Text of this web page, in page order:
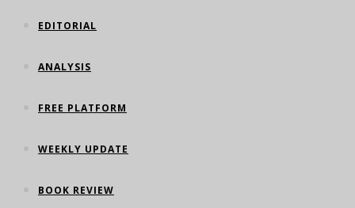
EDITORIAL
ANALYSIS
FREE PLATFORM
WEEKLY UPDATE
BOOK REVIEW